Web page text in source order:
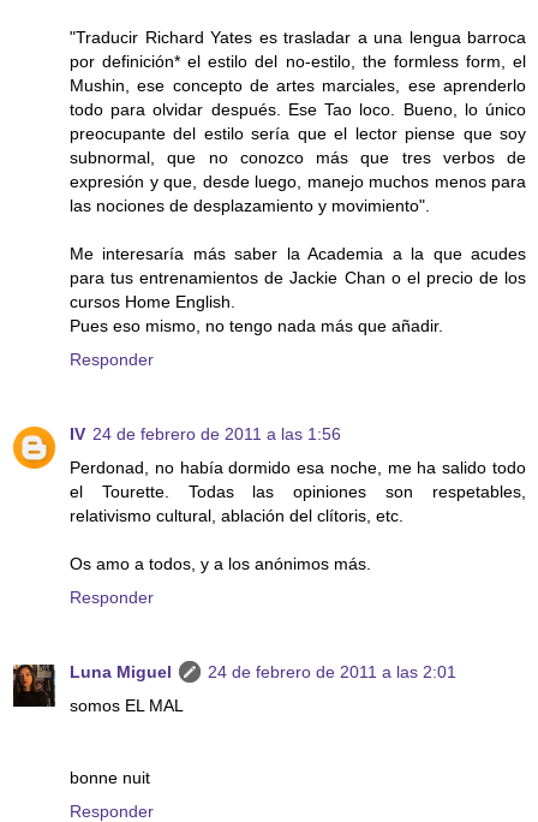
"Traducir Richard Yates es trasladar a una lengua barroca
por definición* el estilo del no-estilo, the formless form, el
Mushin, ese concepto de artes marciales, ese aprenderlo
todo para olvidar después. Ese Tao loco. Bueno, lo único
preocupante del estilo sería que el lector piense que soy
subnormal, que no conozco más que tres verbos de
expresión y que, desde luego, manejo muchos menos para
las nociones de desplazamiento y movimiento".
Me interesaría más saber la Academia a la que acudes
para tus entrenamientos de Jackie Chan o el precio de los
cursos Home English.
Pues eso mismo, no tengo nada más que añadir.
Responder
IV 24 de febrero de 2011 a las 1:56
Perdonad, no había dormido esa noche, me ha salido todo
el Tourette. Todas las opiniones son respetables,
relativismo cultural, ablación del clítoris, etc.
Os amo a todos, y a los anónimos más.
Responder
Luna Miguel
24 de febrero de 2011 a las 2:01
somos EL MAL
bonne nuit
Responder